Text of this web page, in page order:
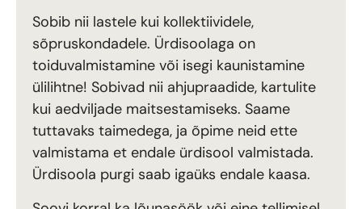
Sobib nii lastele kui kollektiividele,
sõpruskondadele. Ürdisoolaga on
toiduvalmistamine või isegi kaunistamine
ülilihtne! Sobivad nii ahjupraadide, kartulite
kui aedviljade maitsestamiseks. Saame
tuttavaks taimedega, ja õpime neid ette
valmistama et endale ürdisool valmistada.
Ürdisoola purgi saab igaüks endale kaasa.